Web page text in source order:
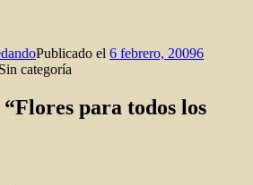
Publicado el 6 febrero, 20096
Sin categoría
para todos los